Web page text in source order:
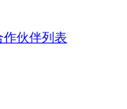
作伙伴列表